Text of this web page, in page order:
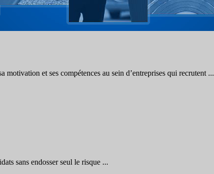
et ses compétences au sein d’entreprises qui recrutent ...
sans endosser seul le risque ...